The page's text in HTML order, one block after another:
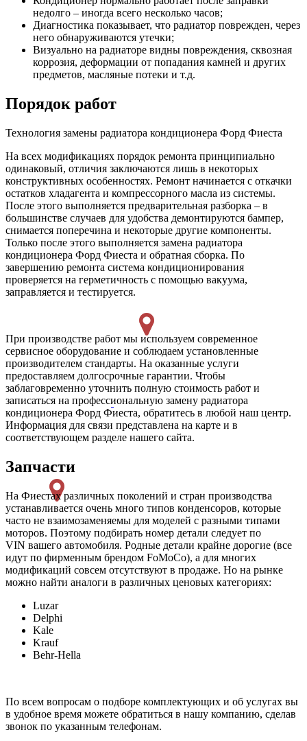
недолго – иногда всего несколько часов;
Диагностика показывает, что радиатор поврежден, через
него обнаруживаются утечки;
Визуально на радиаторе видны повреждения, сквозная
коррозия, деформации от попадания камней и других
предметов, масляные потеки и т.д.
Порядок работ
Технология замены радиатора кондиционера Форд Фиеста
На всех модификациях порядок ремонта принципиально
одинаковый, отличия заключаются лишь в некоторых
конструктивных особенностях. Ремонт начинается с откачки
остатков хладагента и компрессорного масла из системы.
После этого выполняется предварительная разборка – в
большинстве случаев для удобства демонтируются бампер,
снимается поперечина и некоторые другие компоненты.
Только после этого выполняется замена радиатора
кондиционера Форд Фиеста и обратная сборка. По
завершению ремонта система кондиционирования
проверяется на герметичность с помощью вакуума,
заправляется и тестируется.
При производстве работ мы используем современное
сервисное оборудование и соблюдаем установленные
производителем стандарты. На оказанные услуги
предоставляем долгосрочные гарантии. Чтобы
заблаговременно уточнить полную стоимость работ и
записаться на профессиональную замену радиатора
кондиционера Форд Фиеста, обратитесь в любой наш центр.
Информация для связи представлена на карте и в
соответствующем разделе нашего сайта.
Запчасти
На Фиестах различных поколений и стран производства
устанавливается очень много типов конденсоров, которые
часто не взаимозаменяемы для моделей с разными типами
моторов. Поэтому подбирать номер детали следует по
VIN вашего автомобиля. Родные детали крайне дорогие (все
идут по фирменным брендом FoMoCo), а для многих
модификаций совсем отсутствуют в продаже. Но на рынке
можно найти аналоги в различных ценовых категориях:
Luzar
Delphi
Kale
Krauf
Behr-Hella
По всем вопросам о подборе комплектующих и об услугах вы
в удобное время можете обратиться в нашу компанию, сделав
звонок по указанным телефонам.